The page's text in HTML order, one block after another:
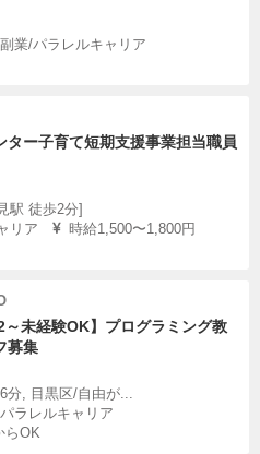
業/パラレルキャリア
ター子育て短期支援事業担当職員
駅 徒歩2分]
リア
時給1,500〜1,800円
～未経験OK】プログラミング教
募集
分, 目黒区/自由が...
ラレルキャリア
らOK